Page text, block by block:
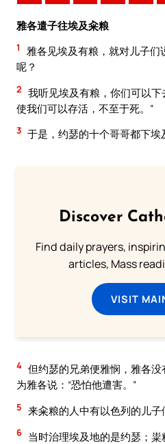
雅各遣子往埃及籴粮
1
雅各见埃及有粮，就对儿子们
呢？
2 我听见埃及有粮，你们可以下
使我们可以存活，不至于死。”
3 于是，约瑟的十个哥哥都下埃
Discover
Find daily prayers,
articles, Mass
VISIT
4 但约瑟的兄弟便雅悯，雅各
为雅各说：“恐怕他遭害。”
5 来籴粮的人中有以色列的儿子
6 当时治理埃及地的是约瑟；